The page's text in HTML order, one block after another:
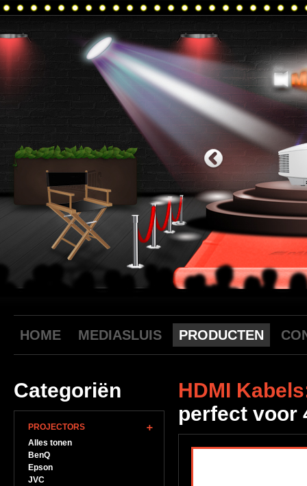
HOME MEDIASLUIS PRODUCTEN
Categoriën
PROJECTORS
Alles tonen
BenQ
Epson
JVC
HDMI
perfect voor